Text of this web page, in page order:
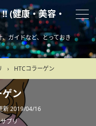
(健康・美容・
ガイドなど、とっておき
› HTCコラーゲン
ン
新2019/04/16
プリ